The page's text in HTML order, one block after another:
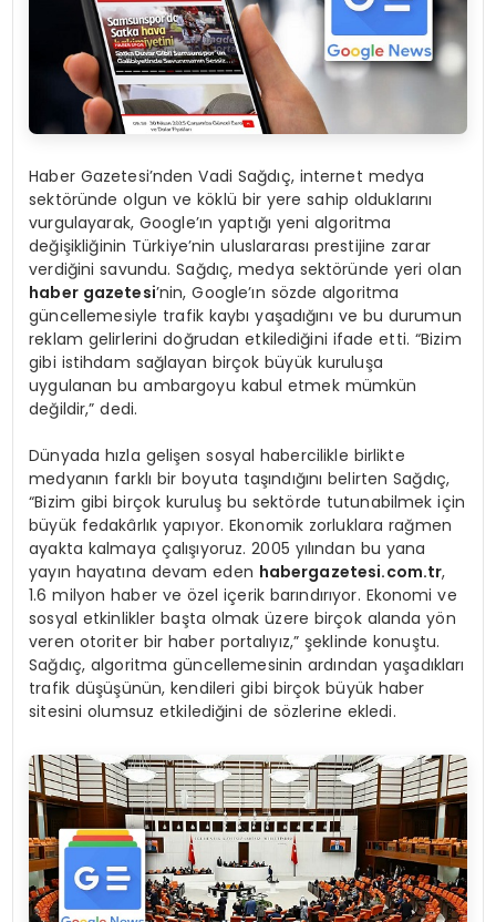
Haber Gazetesi’nden Vadi Sağdıç, internet medya
sektöründe olgun ve köklü bir yere sahip olduklarını
vurgulayarak, Google’ın yaptığı yeni algoritma
değişikliğinin Türkiye’nin uluslararası prestijine zarar
verdiğini savundu. Sağdıç, medya sektöründe yeri olan
haber gazetesi’nin, Google’ın sözde algoritma
güncellemesiyle trafik kaybı yaşadığını ve bu durumun
reklam gelirlerini doğrudan etkilediğini ifade etti. “Bizim
gibi istihdam sağlayan birçok büyük kuruluşa
uygulanan bu ambargoyu kabul etmek mümkün
değildir,” dedi.
Dünyada hızla gelişen sosyal habercilikle birlikte
medyanın farklı bir boyuta taşındığını belirten Sağdıç,
“Bizim gibi birçok kuruluş bu sektörde tutunabilmek için
büyük fedakârlık yapıyor. Ekonomik zorluklara rağmen
ayakta kalmaya çalışıyoruz. 2005 yılından bu yana
yayın hayatına devam eden habergazetesi.com.tr,
1.6 milyon haber ve özel içerik barındırıyor. Ekonomi ve
sosyal etkinlikler başta olmak üzere birçok alanda yön
veren otoriter bir haber portalıyız,” şeklinde konuştu.
Sağdıç, algoritma güncellemesinin ardından yaşadıkları
trafik düşüşünün, kendileri gibi birçok büyük haber
sitesini olumsuz etkilediğini de sözlerine ekledi.